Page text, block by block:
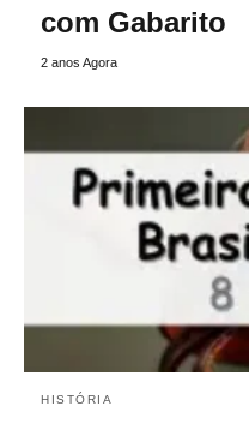
com Gabarito
2 anos Agora
HISTÓRIA